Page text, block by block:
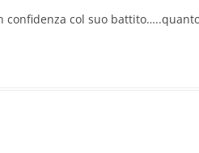
confidenza col suo